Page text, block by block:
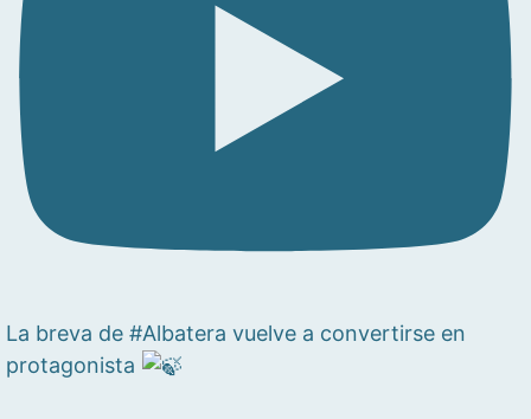
La breva de #Albatera vuelve a convertirse en
protagonista